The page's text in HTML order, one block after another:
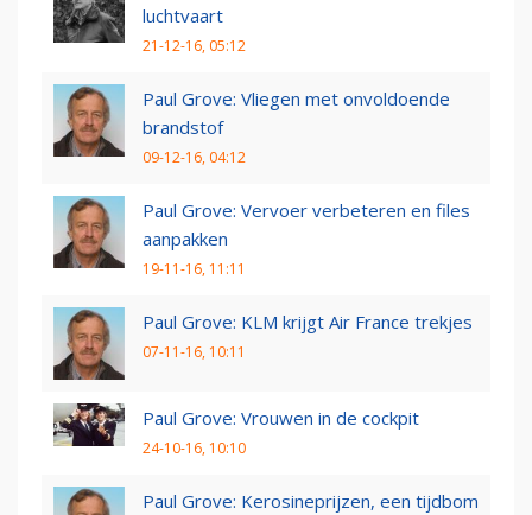
luchtvaart
21-12-16, 05:12
Paul Grove: Vliegen met onvoldoende
brandstof
09-12-16, 04:12
Paul Grove: Vervoer verbeteren en files
aanpakken
19-11-16, 11:11
Paul Grove: KLM krijgt Air France trekjes
07-11-16, 10:11
Paul Grove: Vrouwen in de cockpit
24-10-16, 10:10
Paul Grove: Kerosineprijzen, een tijdbom